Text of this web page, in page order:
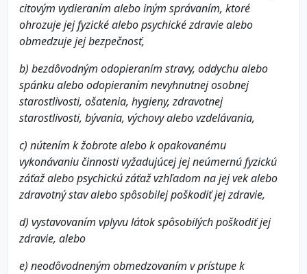
citovým vydieraním alebo iným správaním, ktoré
ohrozuje jej fyzické alebo psychické zdravie alebo
obmedzuje jej bezpečnosť,
b) bezdôvodným odopieraním stravy, oddychu alebo
spánku alebo odopieraním nevyhnutnej osobnej
starostlivosti, ošatenia, hygieny, zdravotnej
starostlivosti, bývania, výchovy alebo vzdelávania,
c) nútením k žobrote alebo k opakovanému
vykonávaniu činnosti vyžadujúcej jej neúmernú fyzickú
záťaž alebo psychickú záťaž vzhľadom na jej vek alebo
zdravotný stav alebo spôsobilej poškodiť jej zdravie,
d) vystavovaním vplyvu látok spôsobilých poškodiť jej
zdravie, alebo
e) neodôvodneným obmedzovaním v prístupe k